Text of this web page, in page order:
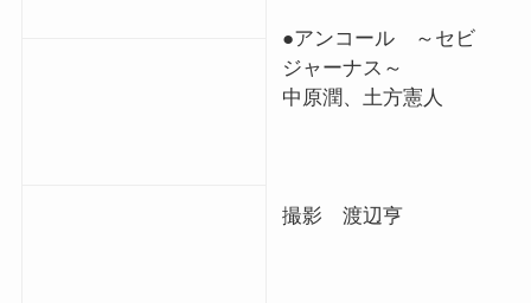
●アンコール ～セビ
ジャーナス～
中原潤、土方憲人
撮影 渡辺亨